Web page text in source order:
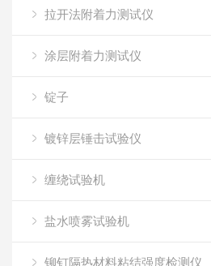
拉开法附着力测试仪
涂层附着力测试仪
锭子
镀锌层锤击试验仪
缠绕试验机
盐水喷雾试验机
铆钉隔热材料粘结强度检测仪